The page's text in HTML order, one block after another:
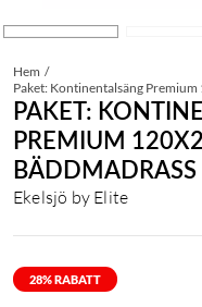
Hem
Paket: Kontinentalsäng
PAKET:
PREMIUM
Ekelsjö by Elite
28% RABATT